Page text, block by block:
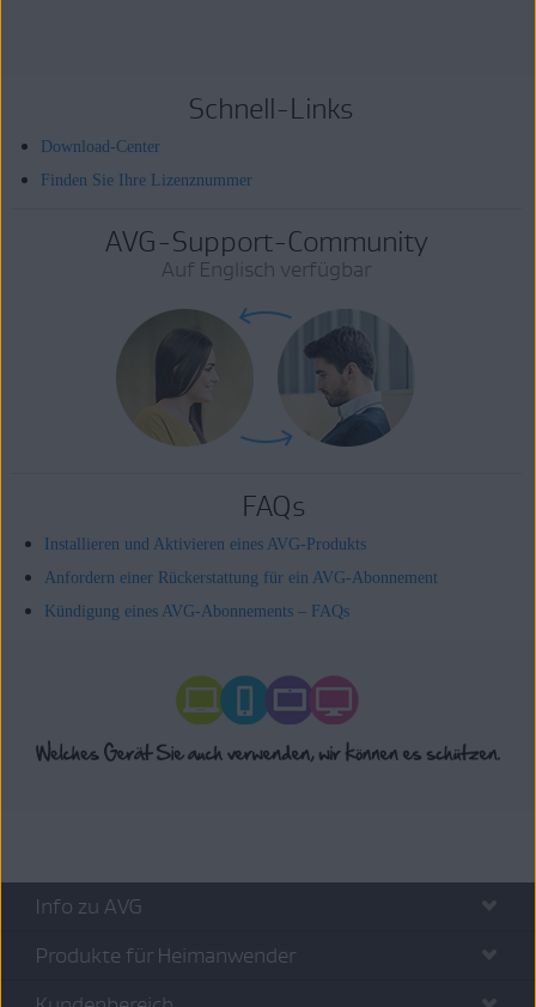
Schnell-Links
Download-Center
Finden Sie Ihre Lizenznummer
AVG-Support-Community
Auf Englisch verfügbar
FAQs
Installieren und Aktivieren eines AVG-Produkts
Anfordern einer Rückerstattung für ein AVG-Abonnement
Kündigung eines AVG-Abonnements – FAQs
Info zu AVG
Produkte für Heimanwender